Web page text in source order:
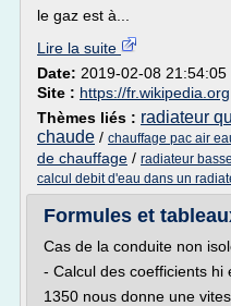
le gaz est à...
Lire la suite
Date: 2019-02-08 21:54:05
Site : https://fr.wikipedia.org
Thèmes liés : radiateur
chaude / chauffage pac air
de chauffage / radiateur
calcul debit d'eau dans un
Formules et
Cas de la conduite non
- Calcul des coefficients hi
1350 nous donne une